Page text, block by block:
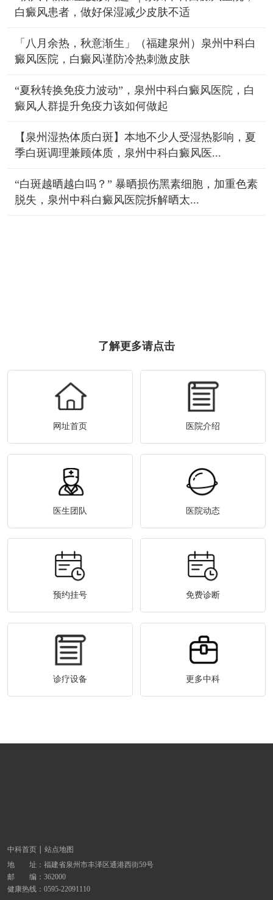
白癜风患者，做好保湿减少皮肤不适
「八月余热，秋意渐生」（福建泉州）泉州中科白
癜风医院，白癜风谨防冷热刺激皮肤
“夏秋转换免疫力波动”，泉州中科白癜风医院，白
癜风人群提升免疫力该如何做起
【泉州湿热体质白斑】本地不少人受湿热影响，夏
季白斑调理兼顾体质，泉州中科白癜风医...
“白斑越晒越白吗？” 暴晒损伤黑素细胞，加重色素
脱失，泉州中科白癜风医院拆解晒太...
了解更多请点击
网址首页 医院介绍
医生团队 医院动态
预约挂号 免费诊断
诊疗设备 更多中科
中科首页
站点地图
地 址： 福建省泉州市丰泽区通港西街59号
邮 编：362000
健康热线： 0595-22091110